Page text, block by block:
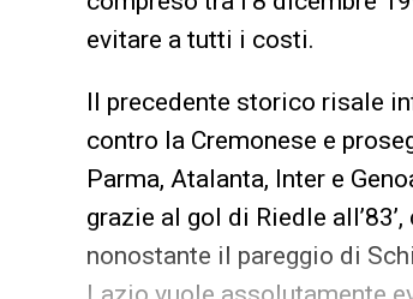
evitare a tutti i costi.
Il precedente storico risale
contro la Cremonese e
Parma, Atalanta, Inter e
grazie al gol di Riedle
nonostante il pareggio di